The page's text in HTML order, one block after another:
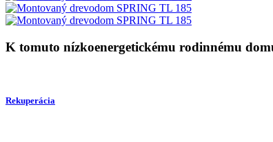
K tomuto nízkoenergetickému rodinnému
Rekuperácia